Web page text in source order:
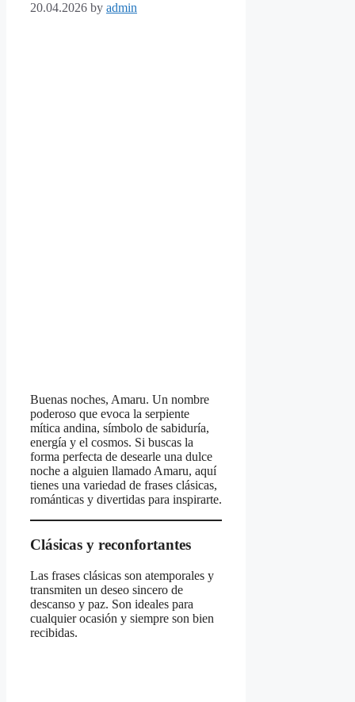
20.04.2026 by admin
Buenas noches, Amaru. Un nombre
poderoso que evoca la serpiente
mítica andina, símbolo de sabiduría,
energía y el cosmos. Si buscas la
forma perfecta de desearle una dulce
noche a alguien llamado Amaru, aquí
tienes una variedad de frases clásicas,
románticas y divertidas para inspirarte.
Clásicas y reconfortantes
Las frases clásicas son atemporales y
transmiten un deseo sincero de
descanso y paz. Son ideales para
cualquier ocasión y siempre son bien
recibidas.